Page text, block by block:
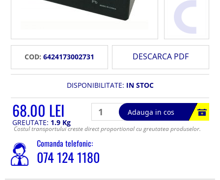
COD: 6424173002731 DESCARCA PDF
DISPONIBILITATE: IN STOC
68.00 LEI
Adauga in cos
GREUTATE: 1.9 Kg
Costul transportului creste direct proportional cu greutatea produselor.
Comanda telefonic:
074 124 1180